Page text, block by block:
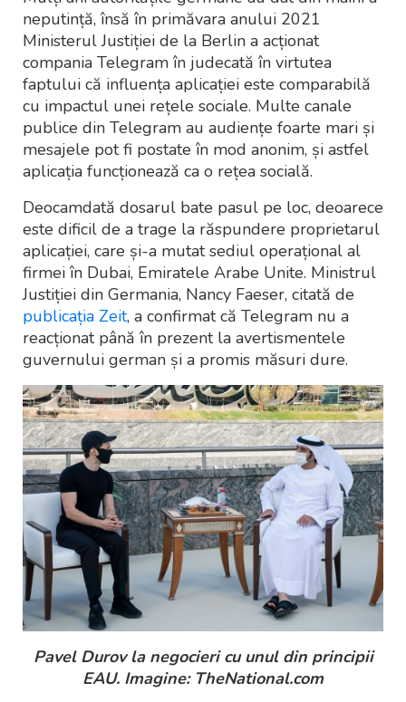
neputință, însă în primăvara anului 2021
Ministerul Justiției de la Berlin a acționat
compania Telegram în judecată în virtutea
faptului că influența aplicației este comparabilă
cu impactul unei rețele sociale. Multe canale
publice din Telegram au audiențe foarte mari și
mesajele pot fi postate în mod anonim, și astfel
aplicația funcționează ca o rețea socială.
Deocamdată dosarul bate pasul pe loc, deoarece
este dificil de a trage la răspundere proprietarul
aplicației, care și-a mutat sediul operațional al
firmei în Dubai, Emiratele Arabe Unite. Ministrul
Justiției din Germania, Nancy Faeser, citată de
publicația Zeit, a confirmat că Telegram nu a
reacționat până în prezent la avertismentele
guvernului german și a promis măsuri dure.
Pavel Durov la negocieri cu unul din principii
EAU. Imagine: TheNational.com